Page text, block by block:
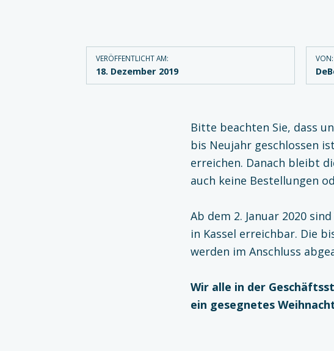
VERÖFFENTLICHT AM:
18. Dezember 2019
VON:
Bitte beachten Sie, dass
bis Neujahr geschlossen
erreichen. Danach bleibt
auch keine Bestellungen
Ab dem 2. Januar 2020
in Kassel erreichbar. Die
werden im Anschluss
Wir alle in der
ein gesegnetes
Zurück zur Hauptnavigation springen